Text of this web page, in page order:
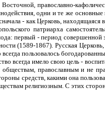
Восточной, православно-
одни и те же
- как Церковь,
патриарха
первый - период совершенной
(1589-1867). Русская
пользовалось
всегда имело свою цель -
православным и не
средств, какими она
религиозным. С этих